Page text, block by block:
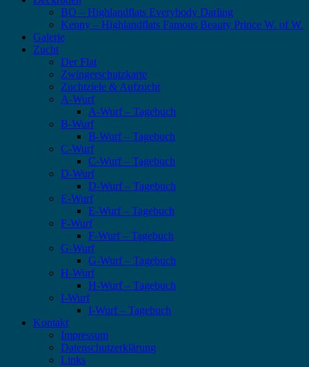
BO – Highlandflats Everybody Darling
Kenny – Highlandflats Famous Beauty Prince W. of W.
Galerie
Zucht
Der Flat
Zwingerschutzkarte
Zuchtziele & Aufzucht
A-Wurf
A-Wurf – Tagebuch
B-Wurf
B-Wurf – Tagebuch
C-Wurf
C-Wurf – Tagebuch
D-Wurf
D-Wurf – Tagebuch
E-Wurf
E-Wurf – Tagebuch
F-Wurf
F-Wurf – Tagebuch
G-Wurf
G-Wurf – Tagebuch
H-Wurf
H-Wurf – Tagebuch
I-Wurf
I-Wurf – Tagebuch
Kontakt
Impressum
Datenschutzerklärung
Links